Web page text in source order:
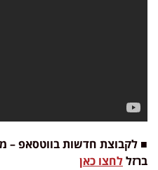
■ לקבוצת חדשות בווטסאפ –
ברזללחצו כאן